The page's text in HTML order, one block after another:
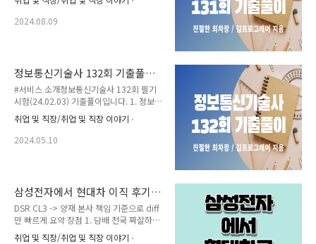
서브노트 2권: '23년~24년 토픽 및 주간기
술동향 등 논문 정리본 3. 정보관리기술사
이유? 이전에는 출제되지 않은 감리쪽 문
제가 다수 출제되었습니다. 정보통신공사
니다. 따라서 131회에 나온 토픽들은 반드
시 챙겨가는 것이 좋을 것 같습니다. 앞으
로 필기합격을 하기 위해서는 최근 기출문
제를 반드시 풀어보셔야 됩니다. 2. 차별화
된 답안 작성 다양한 학술지, 논문, 인터넷
자료를 참고해서 다양한 관점으로 답안을
작성했습니다. 또한 저만의 쉬운 그림 포맷
2024.08.09
정보통신기술사 132회 기출풀이
드립니다.
#서비스 소개정보통신기술사 132회 필기
시험(24.02.03) 기출풀이입니다. 1. 정보통
신기술사 132회 기출문제를 풀어봐야되는
이유? 이전 기출문제인 맥스웰 방정식,
UTP, FTP, STP 케이블, 데이터센터 가용
다. 2. 차별화된 답안 작성 다양한 학술지,
논문, 인터넷 자료를 참고해서 다양한 관점
으로 답안을 작성했습니다. 또한 저만의 쉬
운 그림 포맷으로 누구나 쉽게 작성할 수 있
는 그림을 삽입했습니다. 3. 합격답안 포맷
취업 및 직장/취업 및 직장 이야기
2024.05.10
삼성전자에서 현대차 이직 후기
(펌자료)
DSR CL3 -> 양재 본사 책임 기준으로 diff
만 빠르게 요약 장점 1. 담배 천국 짜잘하게
5분 10분 정도는 제외시간 개념 없음 아침
취업 및 직장/취업 및 직장 이야기